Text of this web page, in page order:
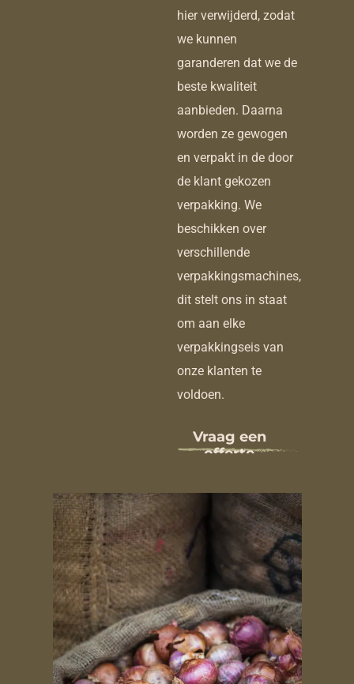
hier verwijderd, zodat
we kunnen
garanderen dat we de
beste kwaliteit
aanbieden. Daarna
worden ze gewogen
en verpakt in de door
de klant gekozen
verpakking. We
beschikken over
verschillende
verpakkingsmachines,
dit stelt ons in staat
om aan elke
verpakkingseis van
onze klanten te
voldoen.
Vraag een
offerte